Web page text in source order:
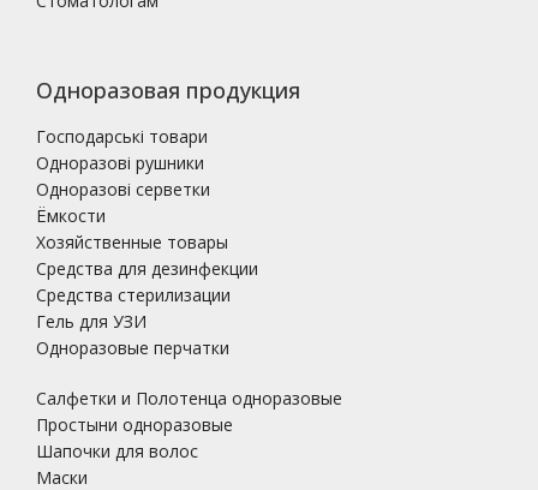
Одноразовая продукция
Господарські товари
Одноразові рушники
Одноразові серветки
Ёмкости
Хозяйственные товары
Средства для дезинфекции
Средства стерилизации
Гель для УЗИ
Одноразовые перчатки
Салфетки и Полотенца одноразовые
Простыни одноразовые
Шапочки для волос
Маски